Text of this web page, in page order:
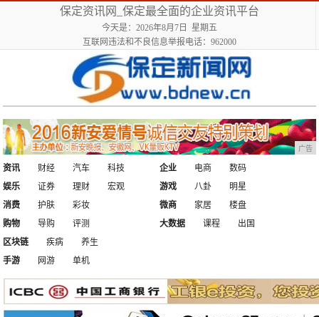
保定资讯网_保定最全面的企业资讯平台
今天是：2026年8月7日 星期五
互联网违法和不良信息举报电话：962000
广告
资讯 财经 汽车
科技
娱乐
证券 理财 宏观
企业 电商
数码
游戏
八卦
明星
消费
护肤
彩妆
购物
导购 评测
微商 家居
楼盘
大数据
课程
出国
区块链
疾病
养生
手游
网游 单机